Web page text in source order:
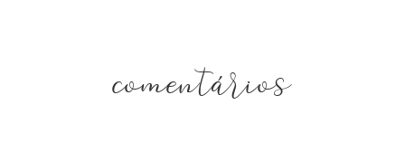
comentários